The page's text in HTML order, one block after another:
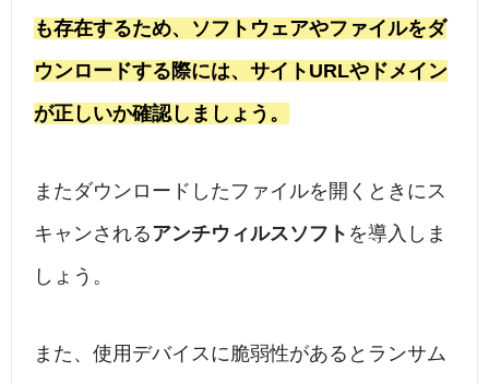
も存在するため、ソフトウェアやファイルをダ
ウンロードする際には、サイトURLやドメイン
が正しいか確認しましょう。
またダウンロードしたファイルを開くときにス
キャンされるアンチウィルスソフト を導入しま
しょう。
また、使用デバイスに脆弱性があるとランサム